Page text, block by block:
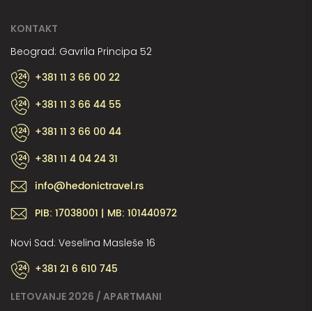
KONTAKT
Beograd: Gavrila Principa 52
+381 11 3 66 00 22
+381 11 3 66 44 55
+381 11 3 66 00 44
+381 11 4 04 24 31
info@hedonictravel.rs
PIB: 17038001 | MB: 101440972
Novi Sad: Veselina Masleše 16
+381 21 6 610 745
LETOVANJE 2026 / APARTMANI